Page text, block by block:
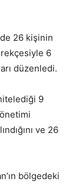
26 kişinin
6
düzenledi.
9
ve 26
bölgedeki